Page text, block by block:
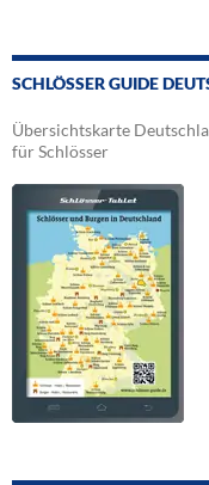
SCHLÖSSER GUIDE
Übersichtskarte
für Schlösser